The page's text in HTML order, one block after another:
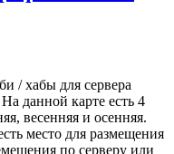
/ хабы для сервера
данной карте есть 4
весенняя и осенняя.
место для размещения
по серверу или